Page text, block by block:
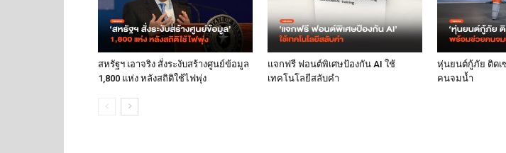
สหรัฐฯ เอาจริง สั่งระงับสร้างศูนย์ข้อมูล
1,800 แห่ง หลังสถิติใช้ไฟพุ่ง
แจกฟรี ฟอนต์พิเศษป้องกัน AI ใช้
เทคโนโลยีสลับคำ
หุ่นยนต์กู้ภัย ติดเ
คนจมน้ำ